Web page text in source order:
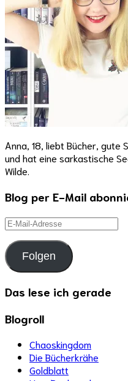
Anna, 18, liebt Bücher, gute
und hat eine sarkastische
Wilde.
Blog per E-Mail
E-
Mail-
Adresse
Folgen
Das lese ich gerade
Blogroll
Chaoskingdom
Die Bücherkrähe
Goldblatt